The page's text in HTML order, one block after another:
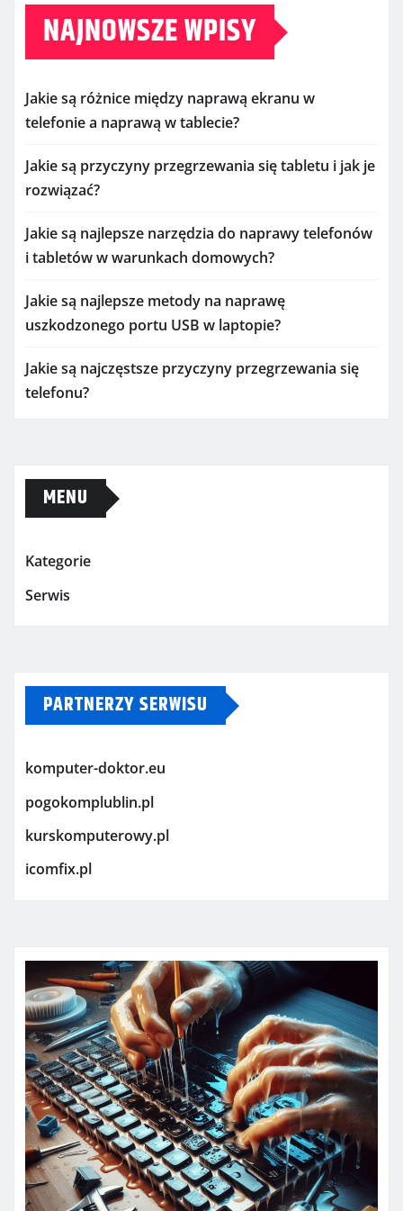
NAJNOWSZE WPISY
Jakie są różnice między naprawą ekranu w
telefonie a naprawą w tablecie?
Jakie są przyczyny przegrzewania się tabletu i jak je
rozwiązać?
Jakie są najlepsze narzędzia do naprawy telefonów
i tabletów w warunkach domowych?
Jakie są najlepsze metody na naprawę
uszkodzonego portu USB w laptopie?
Jakie są najczęstsze przyczyny przegrzewania się
telefonu?
MENU
Kategorie
Serwis
PARTNERZY SERWISU
komputer-doktor.eu
pogokomplublin.pl
kurskomputerowy.pl
icomfix.pl